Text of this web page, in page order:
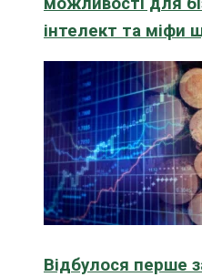
інтелект та міфи
Відбулося перше